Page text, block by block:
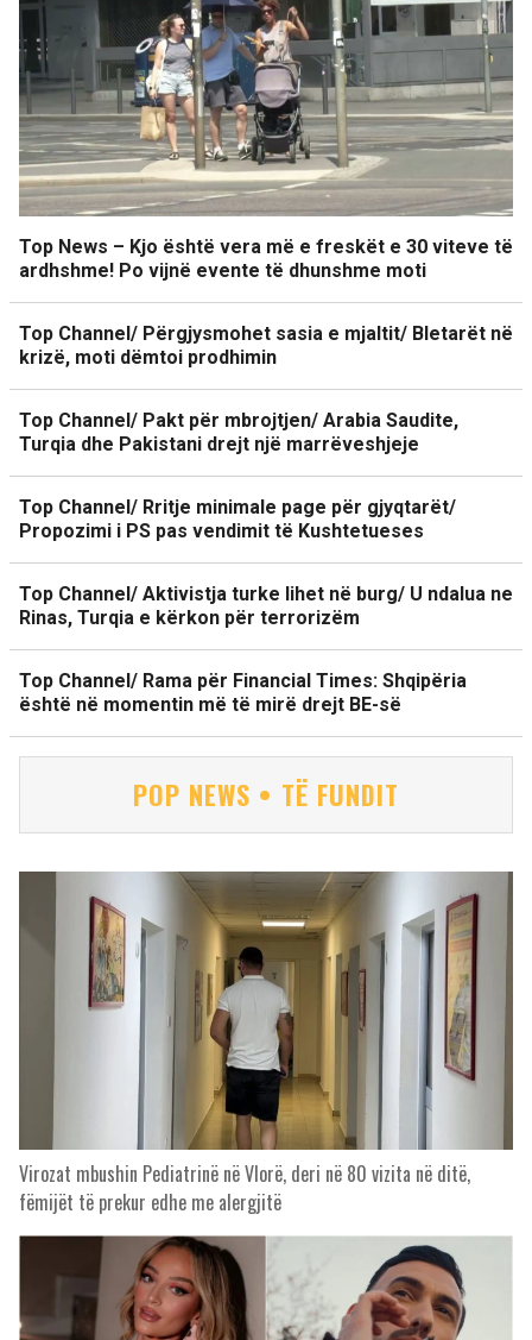
Top News – Kjo është vera më e freskët e 30 viteve të
ardhshme! Po vijnë evente të dhunshme moti
Top Channel/ Përgjysmohet sasia e mjaltit/ Bletarët në
krizë, moti dëmtoi prodhimin
Top Channel/ Pakt për mbrojtjen/ Arabia Saudite,
Turqia dhe Pakistani drejt një marrëveshjeje
Top Channel/ Rritje minimale page për gjyqtarët/
Propozimi i PS pas vendimit të Kushtetueses
Top Channel/ Aktivistja turke lihet në burg/ U ndalua ne
Rinas, Turqia e kërkon për terrorizëm
Top Channel/ Rama për Financial Times: Shqipëria
është në momentin më të mirë drejt BE-së
POP NEWS • TË FUNDIT
Virozat mbushin Pediatrinë në Vlorë, deri në 80 vizita në ditë,
fëmijët të prekur edhe me alergjitë